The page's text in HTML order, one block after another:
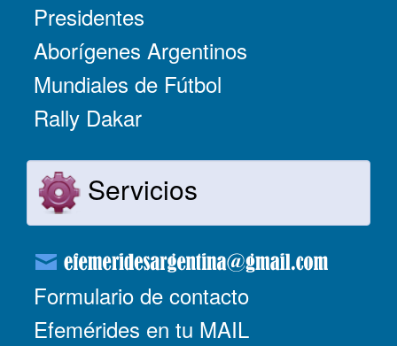
Presidentes
Aborígenes Argentinos
Mundiales de Fútbol
Rally Dakar
Servicios
Formulario de contacto
Efemérides en tu MAIL